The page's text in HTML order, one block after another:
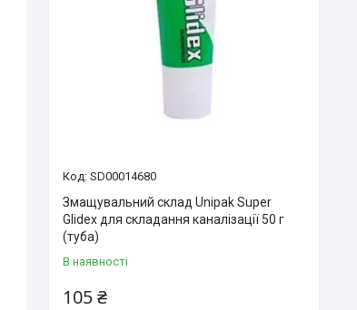
SD00014680
Змащувальний склад Unipak Super
Glidex для складання каналізації 50 г
(туба)
В наявності
105 ₴